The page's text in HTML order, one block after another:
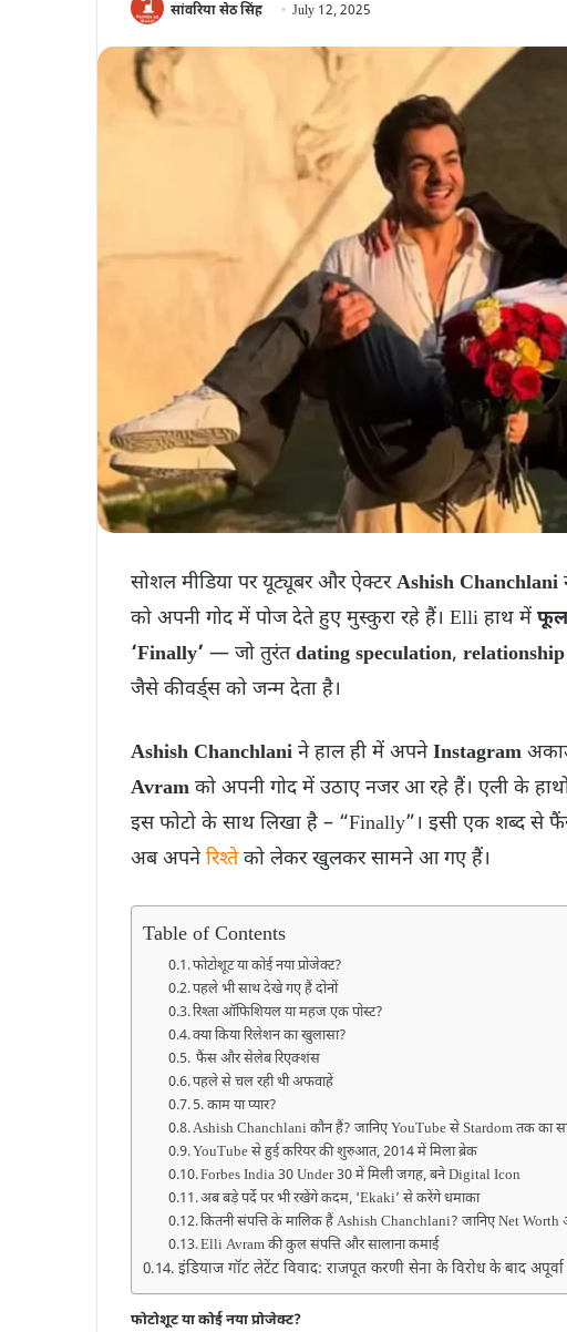
सांवरिया सेठ सिंह July 12, 2025
सोशल मीडिया पर यूट्यूबर और ऐक्ट‍रAshish Chanchlani
को अपनी गोद में पोज देते हुए मुस्कुरा रहे हैं। Elli हाथ में फूल
‘Finally’ — जो तुरंतdating speculation,
जैसे कीवर्ड्स को जन्म देता है।
Ashish Chanchlani ने हाल ही में अपनेInstagram
Avram को अपनी गोद में उठाए नजर आ रहे हैं। एली के
इस फोटो के साथ लिखा है – “Finally”। इसी एक शब्द से
अब अपनेरिश्तेको लेकर खुलकर सामने आ गए हैं।
Table of Contents
फोटोशूट या कोई नया प्रोजेक्ट?
पहले भी साथ देखे गए हैं दोनों
रिश्ता ऑफिशियल या महज एक पोस्ट?
क्या किया रिलेशन का खुलासा?
फैंस और सेलेब रिएक्‍शंस
पहले से चल रही थी अफवाहें
5. काम या प्यार?
Ashish Chanchlani कौन हैं? जानिए YouTube से Stardom तक का
YouTube से हुई करियर की शुरुआत, 2014 में मिला ब्रेक
Forbes India 30 Under 30 में मिली जगह, बने Digital Icon
अब बड़े पर्दे पर भी रखेंगे कदम, ‘Ekaki’ से करेंगे धमाका
कितनी संपत्ति के मालिक हैं Ashish Chanchlani? जानिए Net Worth
Elli Avram की कुल संपत्ति और सालाना कमाई
इंडियाज गॉट लेटेंट विवाद: राजपूत करणी सेना के विरोध के बाद
फोटोशूट या कोई नया प्रोजेक्ट?